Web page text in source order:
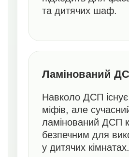
та дитячих шаф.
Ламінований
Навколо ДСП існує
міфів, але
ламінований ДСП
безпечним для
у дитячих кімнатах.